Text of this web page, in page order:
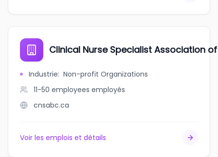
Clinical Nurse Specialist Association
Industrie: Non-profit Organizations
11-50 employees employés
cnsabc.ca
Voir les emplois et détails